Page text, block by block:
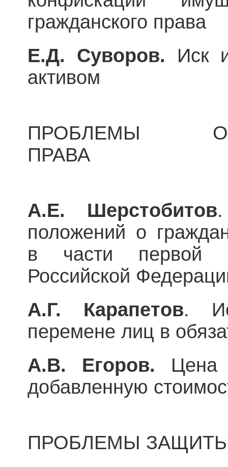
гражданского права
Е.Д. Суворов. Иск
активом
ПРОБЛЕМЫ
ПРАВА
А.Е. Шерстобитов
положений о
в части первой
Российской
А.Г. Карапетов.
перемене лиц в
А.В. Егоров. Цена
добавленную
ПРОБЛЕМЫ